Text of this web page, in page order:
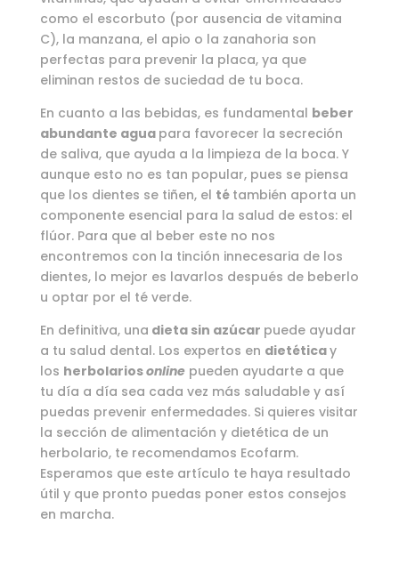
como el escorbuto (por ausencia de vitamina
C), la manzana, el apio o la zanahoria son
perfectas para prevenir la placa, ya que
eliminan restos de suciedad de tu boca.
En cuanto a las bebidas, es fundamental beber
abundante agua para favorecer la secreción
de saliva, que ayuda a la limpieza de la boca. Y
aunque esto no es tan popular, pues se piensa
que los dientes se tiñen, el té también aporta un
componente esencial para la salud de estos: el
flúor. Para que al beber este no nos
encontremos con la tinción innecesaria de los
dientes, lo mejor es lavarlos después de beberlo
u optar por el té verde.
En definitiva, una dieta sin azúcar puede ayudar
a tu salud dental. Los expertos en dietéticay
los herbolariosonline pueden ayudarte a que
tu día a día sea cada vez más saludable y así
puedas prevenir enfermedades. Si quieres visitar
la sección de alimentación y dietética de un
herbolario, te recomendamos Ecofarm.
Esperamos que este artículo te haya resultado
útil y que pronto puedas poner estos consejos
en marcha.